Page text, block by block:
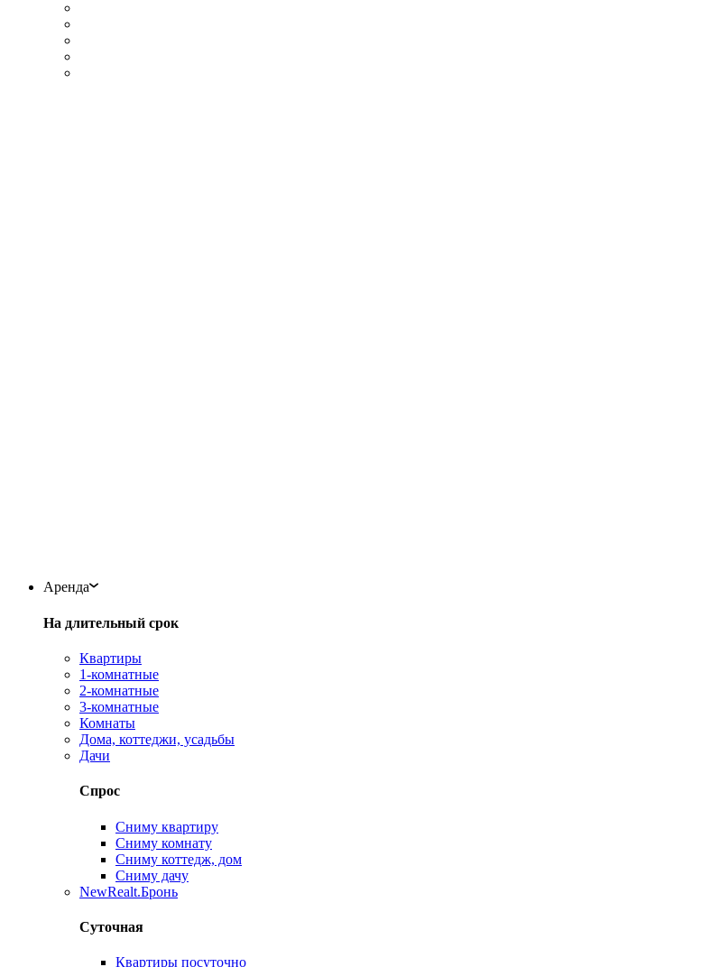
Аренда
На длительный срок
Квартиры
1-комнатные
2-комнатные
3-комнатные
Комнаты
Дома, коттеджи, усадьбы
Дачи
Спрос
Сниму квартиру
Сниму комнату
Сниму коттедж, дом
Сниму дачу
NewRealt.Бронь
Суточная
Квартиры посуточно